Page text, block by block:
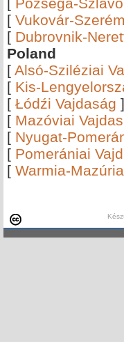
[ Vukovár-Szerém
[ Dubrovnik-
Poland
[ Alsó-Sziléziai
[ Kis-
[ Łódźi Vajdaság
[ Mazóviai
[ Nyugat-
[ Pomerániai
[ Warmia-